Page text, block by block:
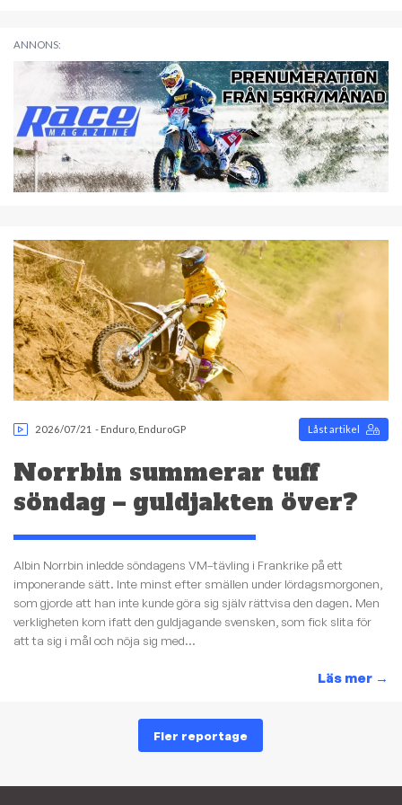
ANNONS:
2026/07/21 - Enduro EnduroGP Låst artikel
Norrbin summerar tuff
söndag – guldjakten över?
Albin Norrbin inledde söndagens VM–tävling i Frankrike på ett
imponerande sätt. Inte minst efter smällen under lördagsmorgonen,
som gjorde att han inte kunde göra sig själv rättvisa den dagen. Men
verkligheten kom ifatt den guldjagande svensken, som fick slita för
att ta sig i mål och nöja sig med...
Läs mer →
Fler reportage